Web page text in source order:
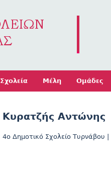
Σχολεία Μέλη Ομάδες
Κυρατζής Αντώνης
4ο Δημοτικό Σχολείο Τυρνάβου